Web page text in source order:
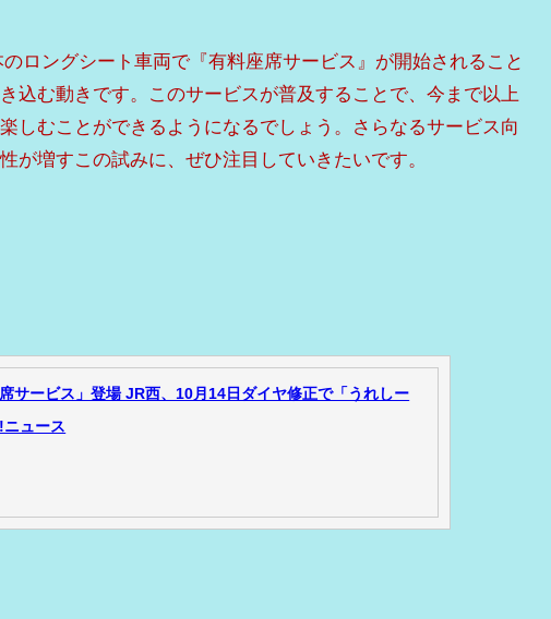
ロングシート車両で『有料座席サービス』が開始されること
込む動きです。このサービスが普及することで、今まで以上
しむことができるようになるでしょう。さらなるサービス向
が増すこの試みに、ぜひ注目していきたいです。
サービス」登場 JR西、10月14日ダイヤ修正で「うれしー
ニュース